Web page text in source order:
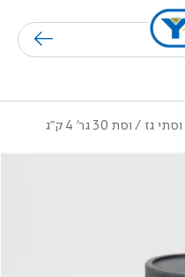
וסתי גז / וסת 30 גר’ 4 ק”ג